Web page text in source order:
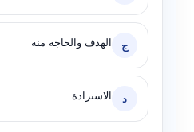
ج الهدف والحاجة منه
د الاستزادة